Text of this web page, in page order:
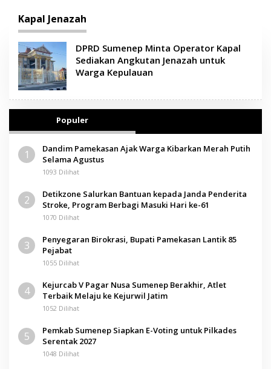
Kapal Jenazah
DPRD Sumenep Minta Operator Kapal
Sediakan Angkutan Jenazah untuk
Warga Kepulauan
Populer
1
Dandim Pamekasan Ajak Warga Kibarkan Merah Putih
Selama Agustus
1093 Dilihat
2
Detikzone Salurkan Bantuan kepada Janda Penderita
Stroke, Program Berbagi Masuki Hari ke-61
1070 Dilihat
3
Penyegaran Birokrasi, Bupati Pamekasan Lantik 85
Pejabat
1055 Dilihat
4
Kejurcab V Pagar Nusa Sumenep Berakhir, Atlet
Terbaik Melaju ke Kejurwil Jatim
1052 Dilihat
5
Pemkab Sumenep Siapkan E-Voting untuk Pilkades
Serentak 2027
1048 Dilihat